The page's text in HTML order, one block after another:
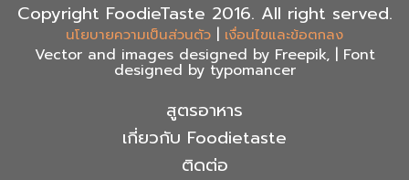
Copyright FoodieTaste 2016. All right served.
นโยบายความเป็นส่วนตัว | เงื่อนไขและข้อตกลง
Vector and images designed by Freepik, | Font
designed by typomancer
สูตรอาหาร
เกี่ยวกับ Foodietaste
ติดต่อ